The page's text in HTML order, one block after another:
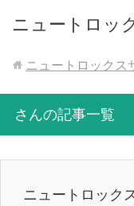
ニュートロッ
ニュートロックス
さんの記事一覧
ニュートロック